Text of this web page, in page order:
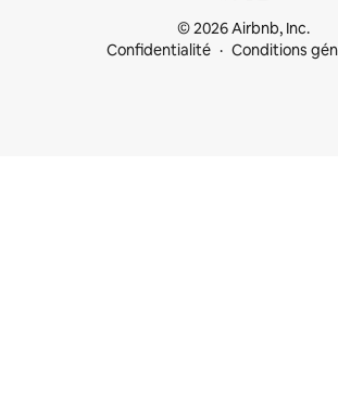
© 2026 Airbnb, Inc.
Confidentialité
Conditions